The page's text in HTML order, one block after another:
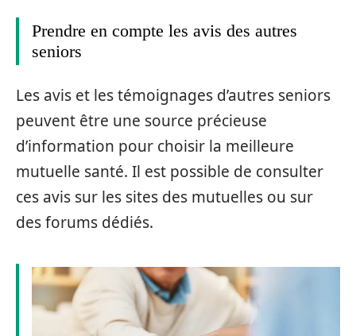
Prendre en compte les avis des autres
seniors
Les avis et les témoignages d’autres seniors
peuvent être une source précieuse
d’information pour choisir la meilleure
mutuelle santé. Il est possible de consulter
ces avis sur les sites des mutuelles ou sur
des forums dédiés.